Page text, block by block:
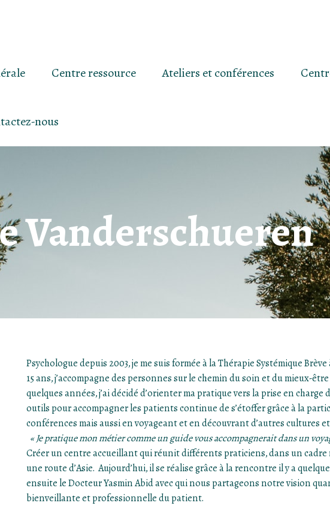
Centre ressource Ateliers et conférences
nous
Vanderschueren
Psychologue depuis 2003, je me suis formée à la Thérapie Systémique
15 ans, j’accompagne des personnes sur le chemin du soin et du mieux-
quelques années, j’ai décidé d’orienter ma pratique vers la prise en
outils pour accompagner les patients continue de s’étoffer grâce à la
conférences mais aussi en voyageant et en découvrant d’autres cultures
« Je pratique mon métier comme un guide vous accompagnerait dans un
Créer un centre accueillant qui réunit différents praticiens, dans un
une route d’Asie. Aujourd’hui, il se réalise grâce à la rencontre il y a
ensuite le Docteur Yasmin Abid avec qui nous partageons notre vision
bienveillante et professionnelle du patient.